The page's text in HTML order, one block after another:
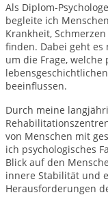
Als Diplom-
begleite ich
Krankheit,
finden. Dabei geht
um die Frage,
beeinflussen.
Durch meine
von Menschen mit
ich psychologisches
Blick auf den
innere Stabilität und
Herausforderungen